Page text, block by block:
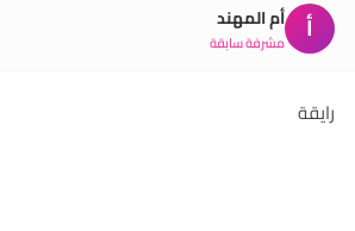
أ أم المهند
مشرفة سابقة
رايقة